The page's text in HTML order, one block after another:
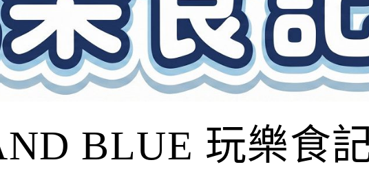
BLUE 玩樂食